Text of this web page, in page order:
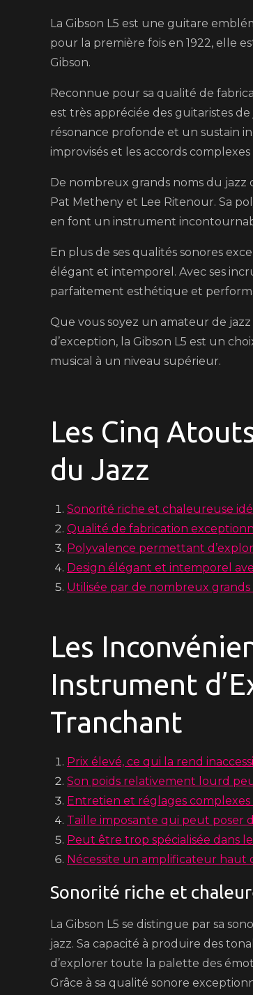
La Gibson L5 est une guitare
pour la première fois en 1922, elle
Gibson.
Reconnue pour sa qualité de
est très appréciée des guitaristes
résonance profonde et un sustain
improvisés et les accords
De nombreux grands noms du jazz
Pat Metheny et Lee Ritenour. Sa
en font un instrument
En plus de ses qualités sonores
élégant et intemporel. Avec ses
parfaitement esthétique et
Que vous soyez un amateur de
d’exception, la Gibson L5 est un
musical à un niveau supérieur.
Les Cinq
du Jazz
Sonorité riche et chaleureuse
Qualité de fabrication
Polyvalence permettant
Design élégant et intemporel
Utilisée par de nombreux
Les
Instrument
Tranchant
Prix élevé, ce qui la rend
Son poids relativement lourd
Entretien et réglages
Taille imposante qui peut poser
Peut être trop spécialisée dans
Nécessite un amplificateur haut
Sonorité riche et
La Gibson L5 se distingue par sa
jazz. Sa capacité à produire des
d’explorer toute la palette des
Grâce à sa qualité sonore